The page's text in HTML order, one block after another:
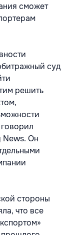
сможет
суд
решить
News. Он
стороны
что все